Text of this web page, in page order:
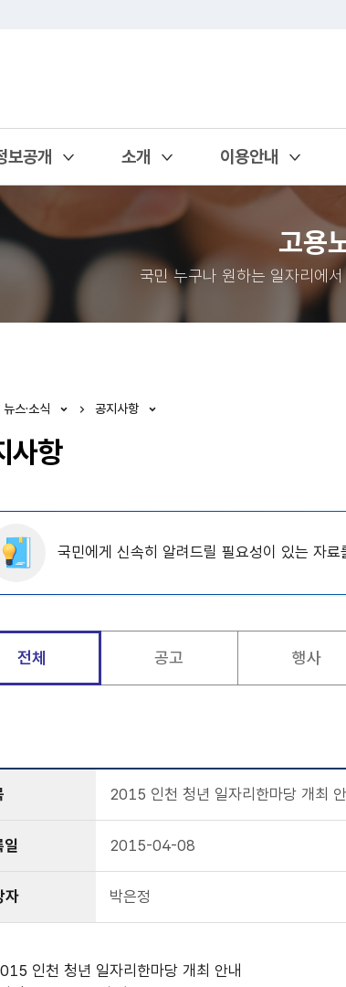
보공개
기
소개
열기
이용안내
열기
고용
국민 누구나 원하는 일자리에
사항
뉴스·소식 공지사항
국민에게 신속히 알려드릴 필요성이 있는 자료
전체 공고 행사
2015 인천 청년 일자리한마당 개최
일 2015-04-08
자 박은정
인천 청년 일자리한마당 개최 안내